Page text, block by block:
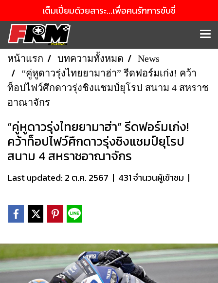
เต็มเปี่ยมด้วยสาระ...เพื่อคนรักการขับขี่
หน้าแรก บทความทั้งหมด
News
“คู่หูดาวรุ่งไทยยามาฮ่า” รีดฟอร์มเก่ง! คว้า
ท็อปไฟว์ศึกดาวรุ่งชิงแชมป์ยุโรป สนาม 4 สหราช
อาณาจักร
“คู่หูดาวรุ่งไทยยามาฮ่า” รีดฟอร์มเก่ง!
คว้าท็อปไฟว์ศึกดาวรุ่งชิงแชมป์ยุโรป
สนาม 4 สหราชอาณาจักร
Last updated: 2 ต.ค. 2567 | 431 จำนวนผู้เข้าชม |